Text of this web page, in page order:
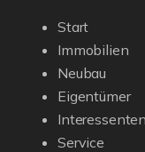
Start
Immobilien
Neubau
Eigentümer
Interessenten
Service